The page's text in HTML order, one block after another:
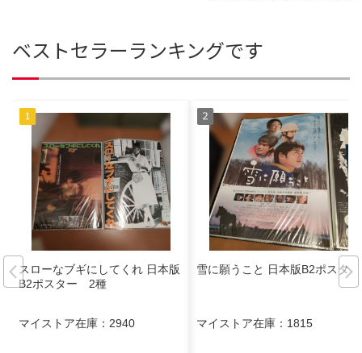
ベストセラーランキングです
スローなブギにしてくれ 日本版
B2ポスター 2種
マイストア在庫： 2940
雪に願うこと 日本版B2ポスター
マイストア在庫： 1815